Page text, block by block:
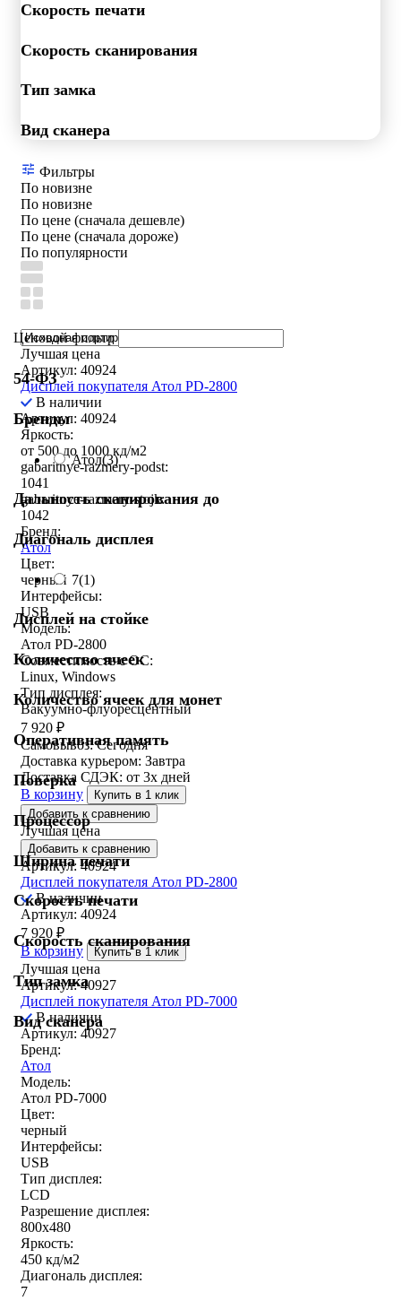
Скорость печати
Скорость сканирования
Тип замка
Вид сканера
Фильтры
По новизне
По новизне
По цене (сначала дешевле)
По цене (сначала дороже)
По популярности
Ценовой фильтр
54-ФЗ
Бренды
Атол(3)
Дальность сканирования до
Диагональ дисплея
7(1)
Дисплей на стойке
Количество ячеек
Количество ячеек для монет
Оперативная память
Поверка
Процессор
Ширина печати
Скорость печати
Скорость сканирования
Тип замка
Вид сканера
Лучшая цена
Артикул: 40924
Дисплей покупателя Атол PD-2800
В наличии
Артикул: 40924
Яркость:
от 500 до 1000 кд/м2
gabaritnye-razmery-podst:
1041
gabaritnye-razmery-stojk:
1042
Бренд:
Атол
Цвет:
черный
Интерфейсы:
USB
Модель:
Атол PD-2800
Совместимость с ОС:
Linux, Windows
Тип дисплея:
Вакуумно-флуоресцентный
7 920 ₽
Самовывоз:Сегодня
Доставка курьером: Завтра
Доставка СДЭК: от 3х дней
В корзину
Купить в 1 клик
Добавить к сравнению
Лучшая цена
Добавить к сравнению
Артикул: 40924
Дисплей покупателя Атол PD-2800
В наличии
Артикул: 40924
7 920 ₽
В корзину
Купить в 1 клик
Лучшая цена
Артикул: 40927
Дисплей покупателя Атол PD-7000
В наличии
Артикул: 40927
Бренд:
Атол
Модель:
Атол PD-7000
Цвет:
черный
Интерфейсы:
USB
Тип дисплея:
LCD
Разрешение дисплея:
800х480
Яркость:
450 кд/м2
Диагональ дисплея:
7